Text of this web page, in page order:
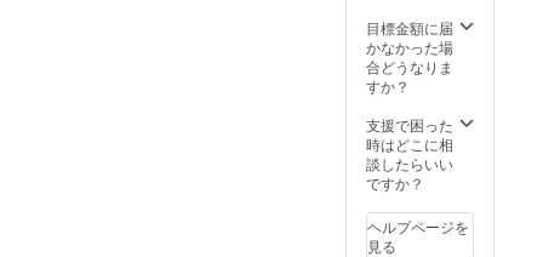
目標金額に届
かなかった場
合どうなりま
すか？
支援で困った
時はどこに相
談したらいい
ですか？
ヘルプページを
見る